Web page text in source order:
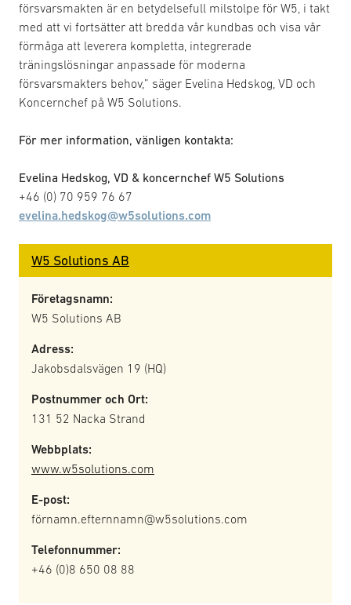
försvarsmakten är en betydelsefull milstolpe för W5, i takt
med att vi fortsätter att bredda vår kundbas och visa vår
förmåga att leverera kompletta, integrerade
träningslösningar anpassade för moderna
försvarsmakters behov,” säger Evelina Hedskog, VD och
Koncernchef på W5 Solutions.
För mer information, vänligen kontakta:
Evelina Hedskog, VD & koncernchef W5 Solutions
+46 (0) 70 959 76 67
evelina.hedskog@w5solutions.com
W5 Solutions AB
Företagsnamn:
W5 Solutions AB
Adress:
Jakobsdalsvägen 19 (HQ)
Postnummer och Ort:
131 52 Nacka Strand
Webbplats:
www.w5solutions.com
E-post:
förnamn.efternnamn@w5solutions.com
Telefonnummer:
+46 (0)8 650 08 88